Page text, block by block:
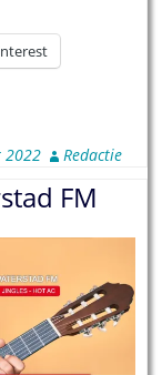
2022 Redactie
FM